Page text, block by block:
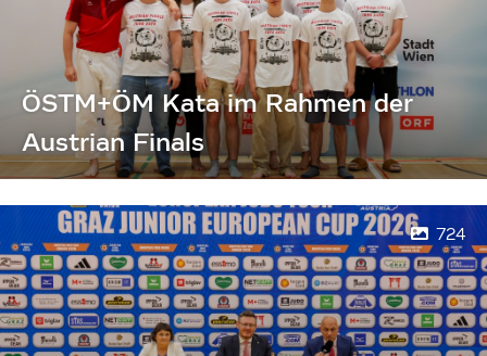
ÖSTM+ÖM Kata im Rahmen der
Austrian Finals
724